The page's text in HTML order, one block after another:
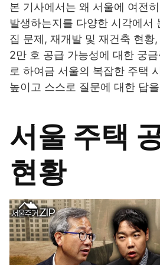
본 기사에서는 왜 서울에 여전
발생하는지를 다양한 시각에서
집 문제, 재개발 및 재건축 현황
2만 호 공급 가능성에 대한 궁
로 하여금 서울의 복잡한 주택
높이고 스스로 질문에 대한 답
서울 주택
현황